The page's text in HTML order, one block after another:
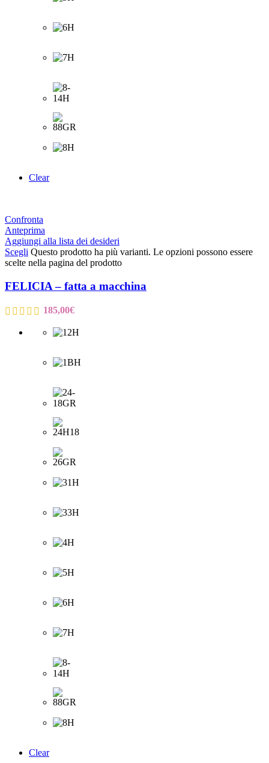
Clear
Confronta
Anteprima
Aggiungi alla lista dei desideri
Scegli Questo prodotto ha più varianti. Le opzioni possono essere
scelte nella pagina del prodotto
FELICIA – fatta a macchina
185,00€
Clear